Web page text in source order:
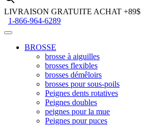
LIVRAISON GRATUITE ACHAT +89$
1-866-964-6289
BROSSE
brosse à aiguilles
brosses flexibles
brosses démêloirs
brosses pour sous-poils
Peignes dents rotatives
Peignes doubles
peignes pour la mue
Peignes pour puces